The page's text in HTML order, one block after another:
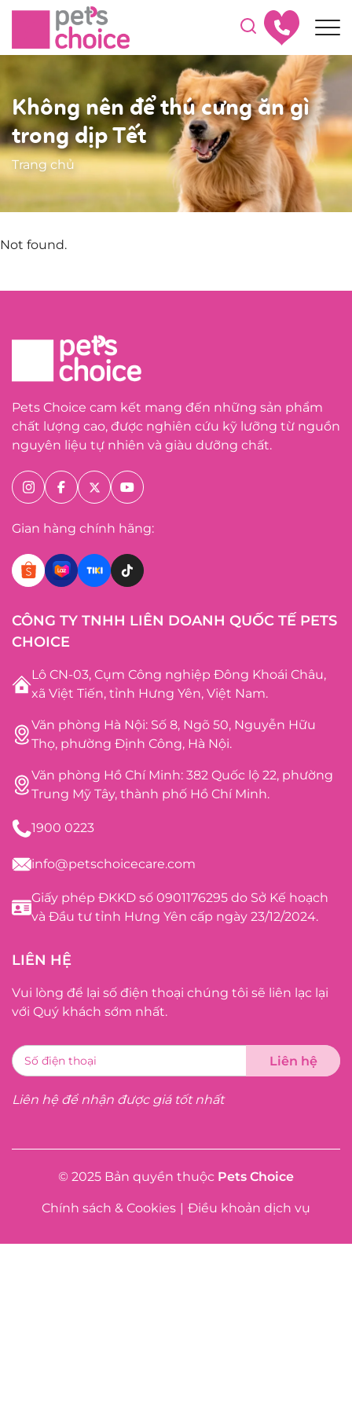
Không nên để thú cưng ăn gì
trong dịp Tết
Trang chủ
Not found.
Pets Choice cam kết mang đến những sản phẩm
chất lượng cao, được nghiên cứu kỹ lưỡng từ nguồn
nguyên liệu tự nhiên và giàu dưỡng chất.
Gian hàng chính hãng:
CÔNG TY TNHH LIÊN DOANH QUỐC TẾ PETS
CHOICE
Lô CN-03, Cụm Công nghiệp Đông Khoái Châu,
xã Việt Tiến, tỉnh Hưng Yên, Việt Nam.
Văn phòng Hà Nội: Số 8, Ngõ 50, Nguyễn Hữu
Thọ, phường Định Công, Hà Nội.
Văn phòng Hồ Chí Minh: 382 Quốc lộ 22, phường
Trung Mỹ Tây, thành phố Hồ Chí Minh.
1900 0223
info@petschoicecare.com
Giấy phép ĐKKD số 0901176295 do Sở Kế hoạch
và Đầu tư tỉnh Hưng Yên cấp ngày 23/12/2024.
LIÊN HỆ
Vui lòng để lại số điện thoại chúng tôi sẽ liên lạc lại
với Quý khách sớm nhất.
Liên hệ để nhận được giá tốt nhất
© 2025 Bản quyền thuộc Pets Choice
Chính sách & Cookies | Điều khoản dịch vụ